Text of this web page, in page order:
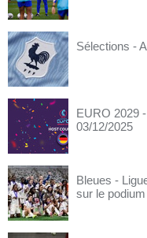
Sélections -
EURO 2029
03/12/2025
Bleues -
sur le podium